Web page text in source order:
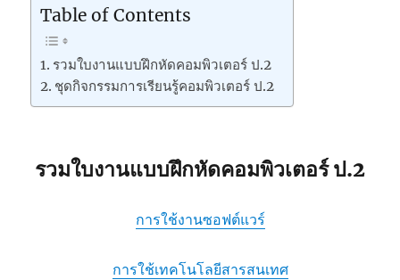
Table of Contents
รวมใบงานแบบฝึกหัดคอมพิวเตอร์ ป.2
ชุดกิจกรรมการเรียนรู้คอมพิวเตอร์ ป.2
รวมใบงานแบบฝึกหัดคอมพิวเตอร์ ป.2
การใช้งานซอฟต์แวร์
การใช้เทคโนโลยีสารสนเทศ